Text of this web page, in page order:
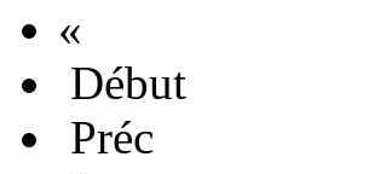
«
Début
Préc